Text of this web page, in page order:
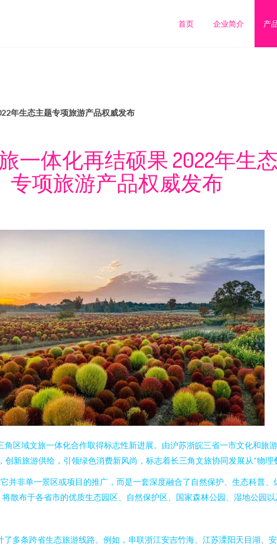
首页 企业简介 产
年生态主题专项旅游产品权威发布
一体化再结硕果 2022年生
专项旅游产品权威发布
区域文旅一体化合作取得标志性新进展。由沪苏浙皖三省一市文化和旅
新旅游供给，引领绿色消费新风尚，标志着长三角文旅协同发展从“物理
并非单一景区或项目的推广，而是一套深度融合了自然保护、生态科普
散布于各省市的优质生态园区、自然保护区、国家森林公园、湿地公园
了多条跨省生态旅游线路。例如，串联浙江安吉竹海、江苏溧阳天目湖、